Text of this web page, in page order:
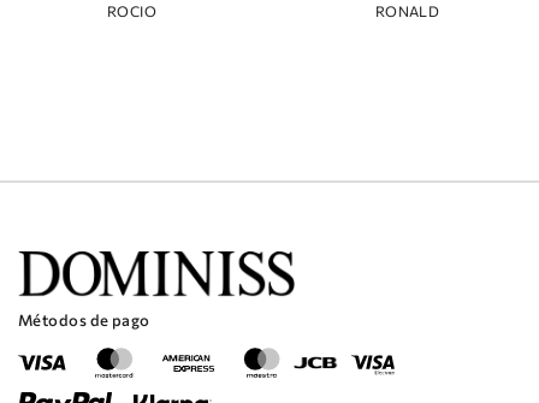
ROCIO RONALD
Métodos de pago